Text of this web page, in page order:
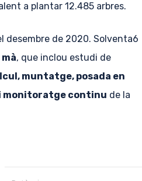
a plantar 12.485 arbres.
desembre de 2020. Solventa6
, que inclou estudi de
muntatge, posada en
monitoratge continu de la